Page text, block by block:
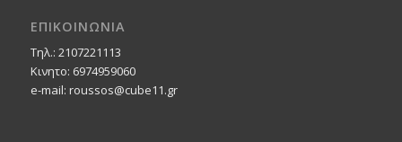
ΕΠΙΚΟΙΝΩΝΙΑ
Τηλ.: 2107221113
Κινητο: 6974959060
e-mail: roussos@cube11.gr